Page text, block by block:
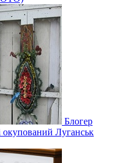
Блогер
окупований Луганськ